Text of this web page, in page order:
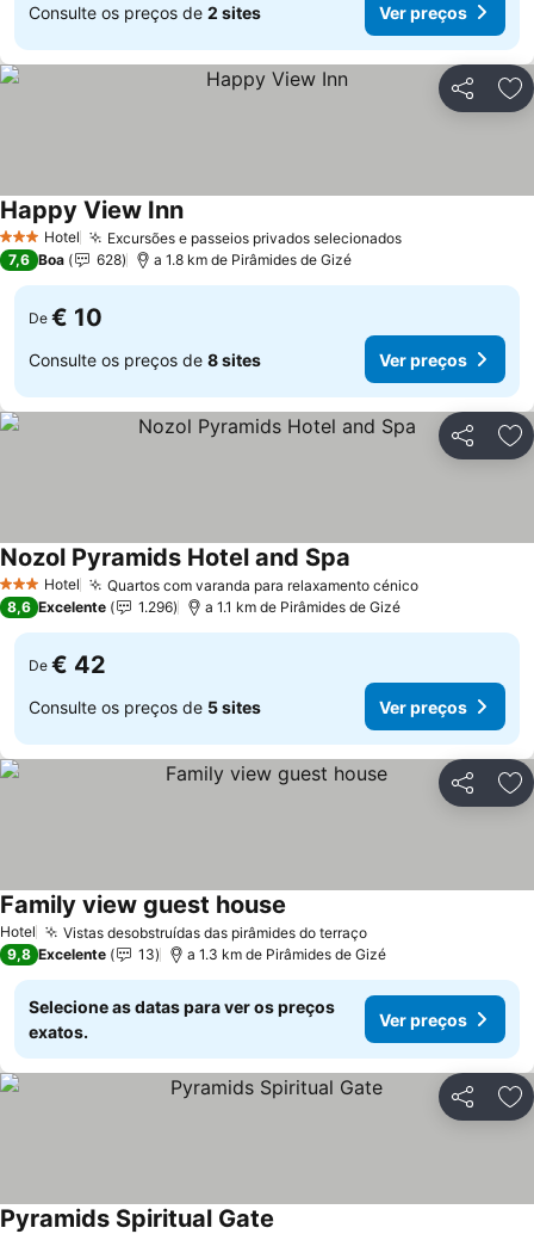
Consulte os preços de 2 sites Ver preços
Partilhar
3 EstrelasHotel Excursões e passeios privados selecionadosVer preços
Happy View InnVer preços
7,6 Boa 628 a 1.8 km de Pirâmides de Gizé
De € 10
Consulte os preços de 8 sites Ver preços
Partilhar
3 EstrelasHotel Quartos com varanda para relaxamento cénicoVer preços
Nozol Pyramids Hotel and Spa
8,6 Excelente 1.296 a 1.1 km de Pirâmides de Gizé
De € 42
Consulte os preços de 5 sites Ver preços
Partilhar
Hotel Vistas desobstruídas das pirâmides do terraçoVer preços
Family view guest house
9,8 Excelente 13 a 1.3 km de Pirâmides de Gizé
Selecione as datas para ver os preços
exatos.
Ver preços
Partilhar
Pyramids Spiritual Gate